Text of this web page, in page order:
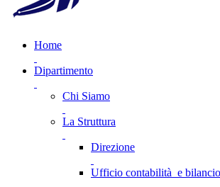
Home
Dipartimento
Chi Siamo
La Struttura
Direzione
Ufficio contabilità e bilancio